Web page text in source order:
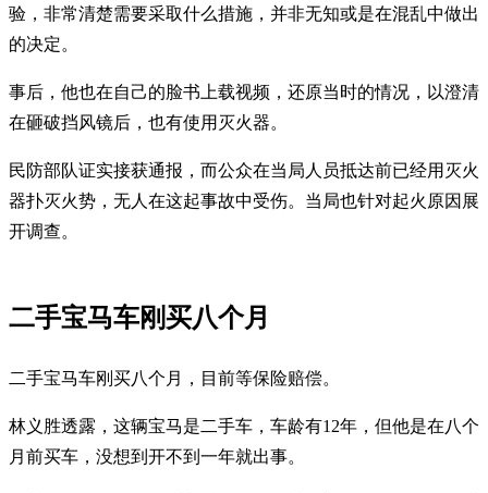
验，非常清楚需要采取什么措施，并非无知或是在混乱中做出
的决定。
事后，他也在自己的脸书上载视频，还原当时的情况，以澄清
在砸破挡风镜后，也有使用灭火器。
民防部队证实接获通报，而公众在当局人员抵达前已经用灭火
器扑灭火势，无人在这起事故中受伤。当局也针对起火原因展
开调查。
二手宝马车刚买八个月
二手宝马车刚买八个月，目前等保险赔偿。
林义胜透露，这辆宝马是二手车，车龄有12年，但他是在八个
月前买车，没想到开不到一年就出事。